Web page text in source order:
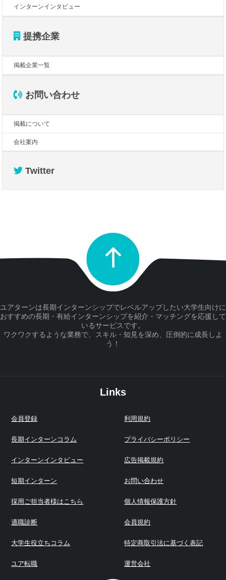
インターンインタビュー
提携企業
掲載企業一覧
お問い合わせ
掲載について
会社案内
Twitter
ユアターンは長期インターンシップでレベルアップしたい大学生向けに
おすすめの長期・有給インターンシップを紹介・マッチングを応援して
いるサービスです。
ワクワクするような業務で、スキル・知見を深め、圧倒的に成長しよ
う！
Links
会員登録
長期インターンコラム
インターンインタビュー
短期インターン
採用ご担当者様はこちら
適職診断
大学生役立ちコラム
ユア転職
利用規約
プライバシーポリシー
広告掲載規約
お問い合わせ
個人情報保護方針
会員規約
特定商取引法に基づく表記
運営会社